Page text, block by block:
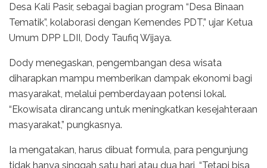
Desa Kali Pasir, sebagai bagian program “Desa Binaan
Tematik”, kolaborasi dengan Kemendes PDT,” ujar Ketua
Umum DPP LDII, Dody Taufiq Wijaya.
Dody menegaskan, pengembangan desa wisata
diharapkan mampu memberikan dampak ekonomi bagi
masyarakat, melalui pemberdayaan potensi lokal.
“Ekowisata dirancang untuk meningkatkan kesejahteraan
masyarakat,” pungkasnya.
Ia mengatakan, harus dibuat formula, para pengunjung
tidak hanya singgah satu hari atau dua hari, “Tetapi bisa